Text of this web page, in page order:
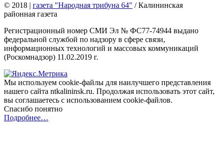
© 2018 | газета "Народная трибуна 64" / Калининская
районная газета
Регистрационный номер СМИ Эл № ФС77-74944 выдано
федеральной службой по надзору в сфере связи,
информационных технологий и массовых коммуникаций
(Роскомнадзор) 11.02.2019 г.
Мы используем cookie-файлы для наилучшего представления
нашего сайта ntkalininsk.ru. Продолжая использовать этот сайт,
вы соглашаетесь с использованием cookie-файлов.
Спасибо понятно
Подробнее…